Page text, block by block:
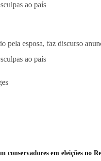
pela esposa, faz discurso
ao país
conservadores em eleições no